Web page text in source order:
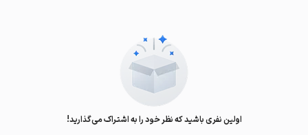
اولین نفری باشید که نظر خود را به اشتراک می‌گذارید!